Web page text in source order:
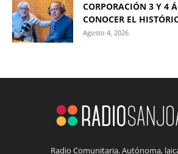
CORPORACIÓN 3 Y 4
CONOCER EL
Agosto 4, 2026
Radio Comunitaria. Autónoma,